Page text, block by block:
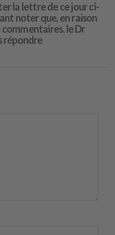
la lettre de ce jour ci-
noter que, en raison
le Dr
répondre